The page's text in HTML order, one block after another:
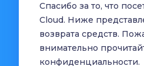
Спасибо за то, что
Cloud. Ниже
возврата средств.
внимательно
конфиденциальности.